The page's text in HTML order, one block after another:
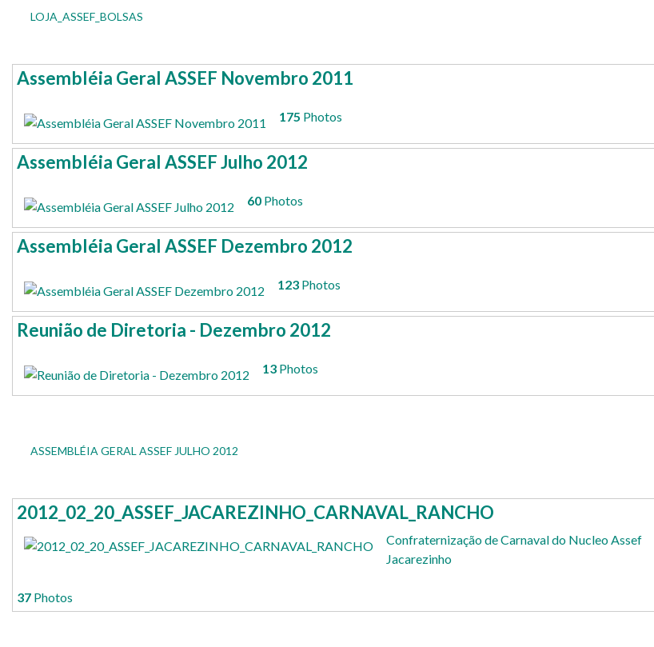
LOJA_ASSEF_BOLSAS
Assembléia Geral ASSEF Novembro 2011
175 Photos
Assembléia Geral ASSEF Julho 2012
60 Photos
Assembléia Geral ASSEF Dezembro 2012
123 Photos
Reunião de Diretoria - Dezembro 2012
13 Photos
ASSEMBLÉIA GERAL ASSEF JULHO 2012
2012_02_20_ASSEF_JACAREZINHO_CARNAVAL_RANCHO
Confraternização de Carnaval do Nucleo Assef
Jacarezinho
37 Photos